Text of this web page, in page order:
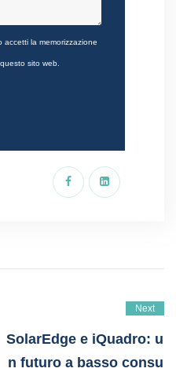
accetti la memorizzazione
sito web.
Next
SolarEdge e iQuadro: u
n futuro a basso consu